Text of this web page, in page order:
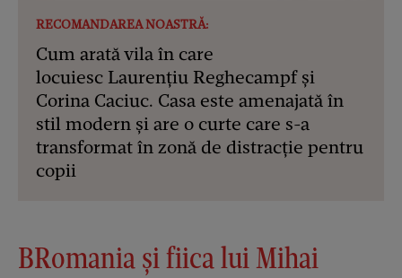
RECOMANDAREA NOASTRĂ:
Cum arată vila în care
locuiesc Laurențiu Reghecampf și
Corina Caciuc. Casa este amenajată în
stil modern și are o curte care s-a
transformat în zonă de distracție pentru
copii
BRomania și fiica lui Mihai